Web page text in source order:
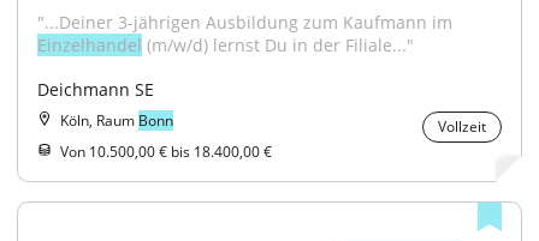
Einzelhandel (m/w/d) lernst Du in der Filiale..."
Deichmann SE
Köln, Raum Bonn
Vollzeit
Von 10.500,00 € bis 18.400,00 €